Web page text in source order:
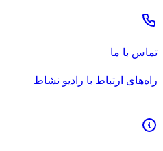
تماس با ما
راه‌های ارتباط با رادیو نشاط